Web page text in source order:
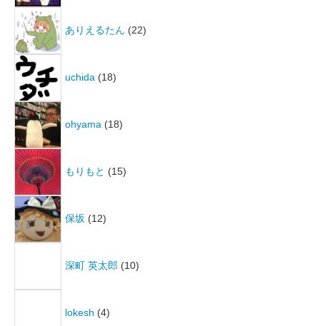
ありえるたん (22)
uchida (18)
ohyama (18)
もりもと (15)
保坂 (12)
深町 英太郎 (10)
lokesh (4)